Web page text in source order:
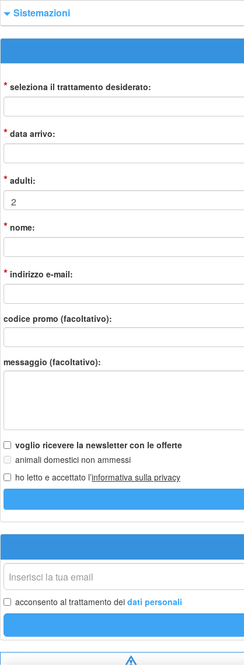
Sistemazioni
* seleziona il trattamento desiderato:
* data arrivo:
* adulti:
* nome:
* indirizzo e-mail:
codice promo (facoltativo):
messaggio (facoltativo):
voglio ricevere la newsletter con le offerte
animali domestici non ammessi
ho letto e accettato l’informativa sulla privacy
La
tua
email
acconsento al trattamento dei dati personali